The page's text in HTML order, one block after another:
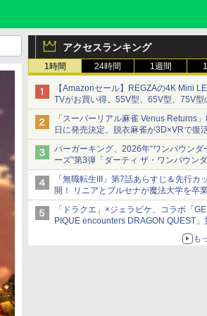
アクセスランキング
1時間 24時間 1週間
【Amazonセール】REGZAの4K Mini
TVがお買い得。55V型、65V型、75V型
年モデルがラインナップ
「スーパーリアル麻雀 Venus Returns
日に発売決定。脱衣麻雀が3D×VRで復
発売から2週間は20%オフになるセール
バーガーキング、2026年“ワンパウンダ
ーズ”第3弾「ダーティ ザ・ワンパウン
8月7日発売
「特製ガーリックマヨソース」を使用し
型チーズバーガー
「無職転生III」第7話あらすじ＆先行カ
開！ リニアとプルセナが魔法大学を卒
「ドラクエ」×ジェラピケ、コラボ「
PIQUE encounters DRAGON QUEST」
アイスカップに入ったスライムやわた
も